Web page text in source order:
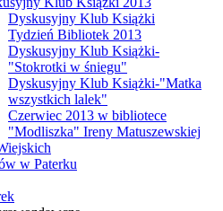
Dyskusyjny Klub Książki
Tydzień Bibliotek 2013
Dyskusyjny Klub Książki-
"Stokrotki w śniegu"
Dyskusyjny Klub Książki-"Matka
wszystkich lalek"
Czerwiec 2013 w bibliotece
"Modliszka" Ireny Matuszewskiej
w Paterku